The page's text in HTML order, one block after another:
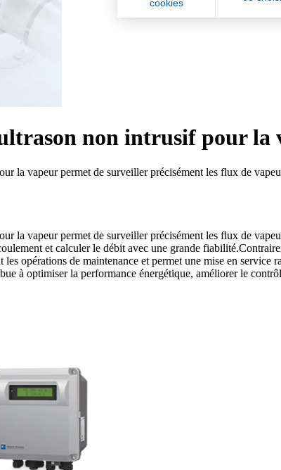
non intrusif pour la
la vapeur permet de surveiller précisément les flux de
la vapeur permet de surveiller précisément les flux de
et calculer le débit avec une grande
opérations de maintenance et permet une mise en
à optimiser la performance énergétique, améliorer le